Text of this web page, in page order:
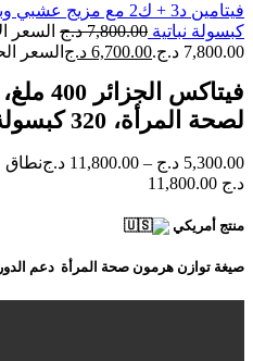
كبسولة نباتية 7,800.00 د.ج السعر
7,800.00 د.ج.
6,700.00 د.ج السعر الحالي
فيتاكس
لصحة المرأة، 320 كبسولة
5,300.00 د.ج –
11,800.00 د.ج
منتج أمريكي
صيغة توازن هرمون صحة المرأة دعم